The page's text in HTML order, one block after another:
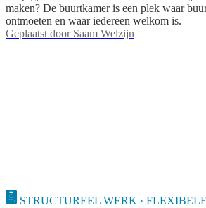
maken? De buurtkamer is een plek waar
ontmoeten en waar iedereen welkom is.
Geplaatst door Saam Welzijn
STRUCTUREEL WERK ·